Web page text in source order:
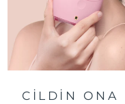
CİLDİN ONA
Hollanda
Yeni Zelanda